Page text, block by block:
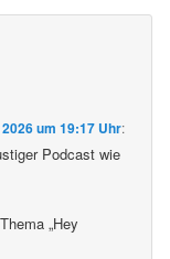
um 19:17 Uhr:
Podcast wie
„Hey